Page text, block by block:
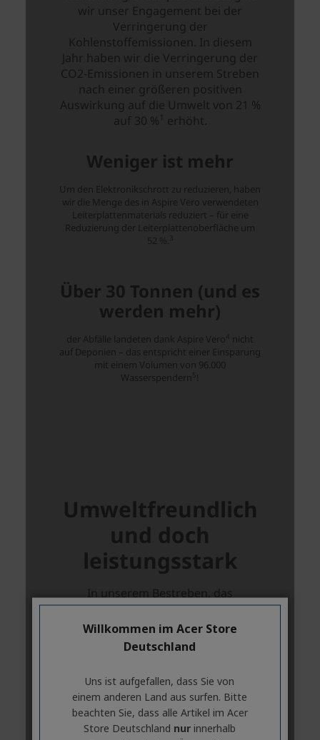
Willkommen im Acer Store
Deutschland
Uns ist aufgefallen, dass Sie von
einem anderen Land aus surfen. Bitte
beachten Sie, dass alle Artikel im Acer
Store Deutschland nur innerhalb